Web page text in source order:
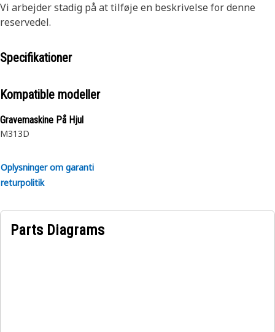
Vi arbejder stadig på at tilføje en beskrivelse for denne
reservedel.
Specifikationer
Kompatible modeller
Gravemaskine På Hjul
M313D
Oplysninger om garanti
returpolitik
Parts Diagrams